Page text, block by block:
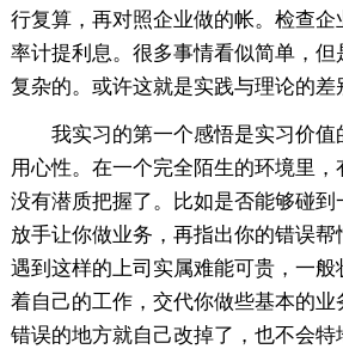
行复算，再对照企业做的帐。检查企
率计提利息。很多事情看似简单，但
复杂的。或许这就是实践与理论的差
我实习的第一个感悟是实习价
用心性。在一个完全陌生的环境里
没有潜质把握了。比如是否能够碰到
放手让你做业务，再指出你的错误
遇到这样的上司实属难能可贵，一般
着自己的工作，交代你做些基本的
错误的地方就自己改掉了，也不会特